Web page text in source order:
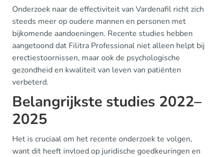
Onderzoek naar de effectiviteit van Vardenafil richt zich
steeds meer op oudere mannen en personen met
bijkomende aandoeningen. Recente studies hebben
aangetoond dat Filitra Professional niet alleen helpt bij
erectiestoornissen, maar ook de psychologische
gezondheid en kwaliteit van leven van patiënten
verbeterd.
Belangrijkste studies 2022–
2025
Het is cruciaal om het recente onderzoek te volgen,
want dit heeft invloed op juridische goedkeuringen en